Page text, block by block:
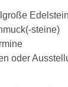
steine)
oder